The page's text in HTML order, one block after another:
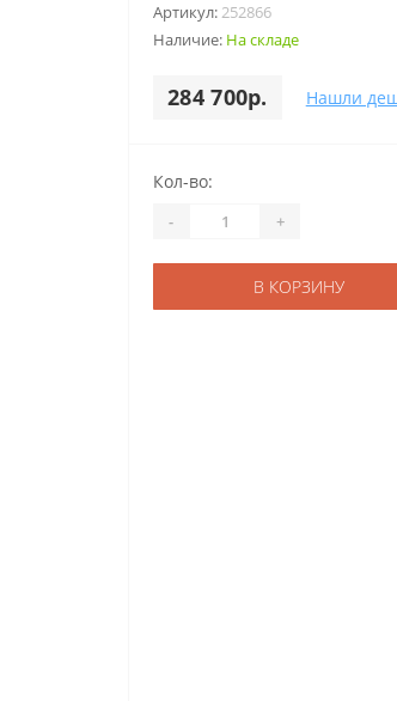
Артикул:252866
Наличие: На складе
284 700р. Нашли
Кол-во:
- +
В КОРЗИНУ